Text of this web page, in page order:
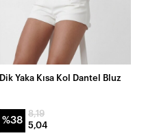
Dik Yaka Kısa Kol Dantel Bluz
%38
8,19
5,04